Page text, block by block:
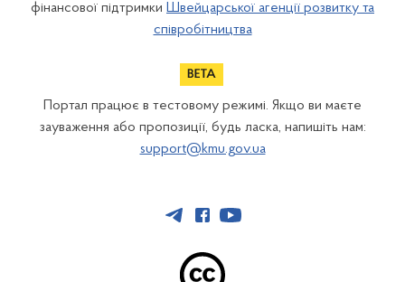
фінансової підтримки Швейцарської агенції розвитку та
співробітництва
Портал працює в тестовому режимі. Якщо ви маєте
зауваження або пропозиції, будь ласка, напишіть нам:
support@kmu.gov.ua